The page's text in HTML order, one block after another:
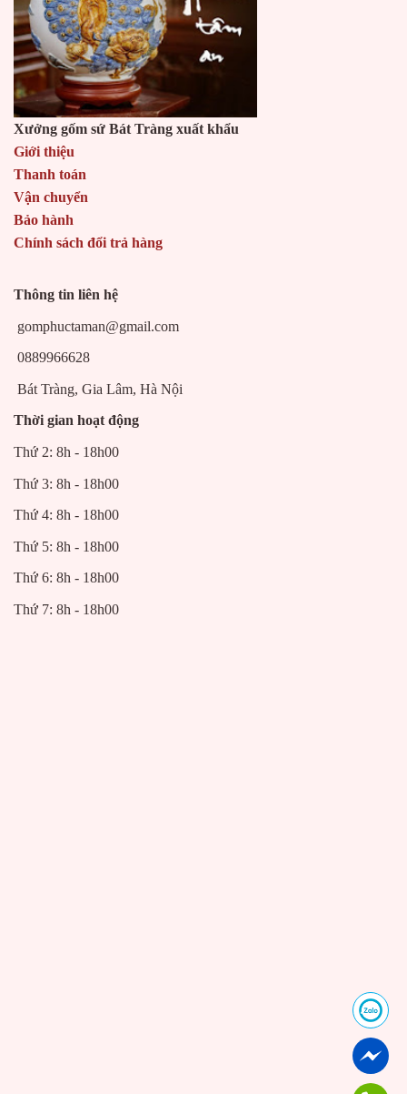
Xưởng gốm sứ Bát Tràng xuất khẩu
Giới thiệu
Thanh toán
Vận chuyển
Bảo hành
Chính sách đổi trả hàng
Thông tin liên hệ
gomphuctaman@gmail.com
0889966628
Bát Tràng, Gia Lâm, Hà Nội
Thời gian hoạt động
Thứ 2: 8h - 18h00
Thứ 3: 8h - 18h00
Thứ 4: 8h - 18h00
Thứ 5: 8h - 18h00
Thứ 6: 8h - 18h00
Thứ 7: 8h - 18h00